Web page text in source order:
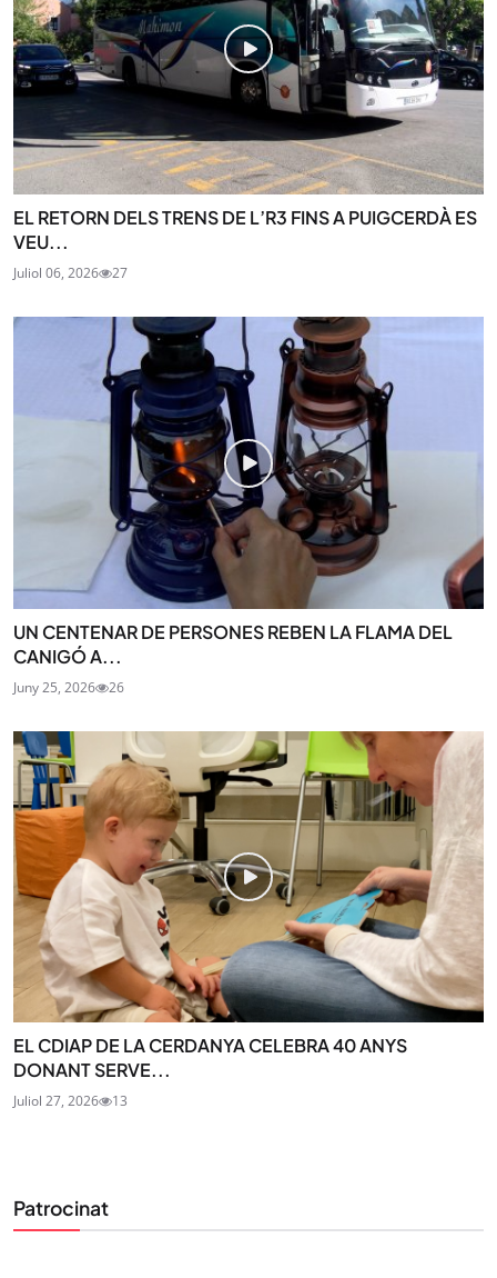
EL RETORN DELS TRENS DE L’R3 FINS A PUIGCERDÀ ES
VEU...
Juliol 06, 2026 27
UN CENTENAR DE PERSONES REBEN LA FLAMA DEL
CANIGÓ A...
Juny 25, 2026 26
EL CDIAP DE LA CERDANYA CELEBRA 40 ANYS
DONANT SERVE...
Juliol 27, 2026 13
Patrocinat